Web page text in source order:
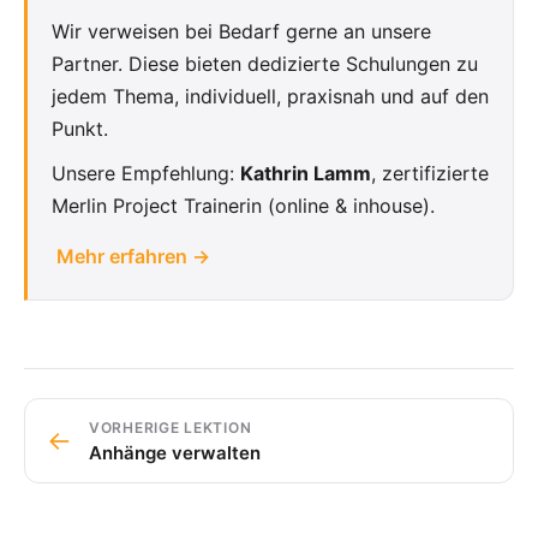
Wir verweisen bei Bedarf gerne an unsere
Partner. Diese bieten dedizierte Schulungen zu
jedem Thema, individuell, praxisnah und auf den
Punkt.
Unsere Empfehlung: Kathrin Lamm, zertifizierte
Merlin Project Trainerin (online & inhouse).
Mehr erfahren →
← VORHERIGE LEKTION
Anhänge verwalten